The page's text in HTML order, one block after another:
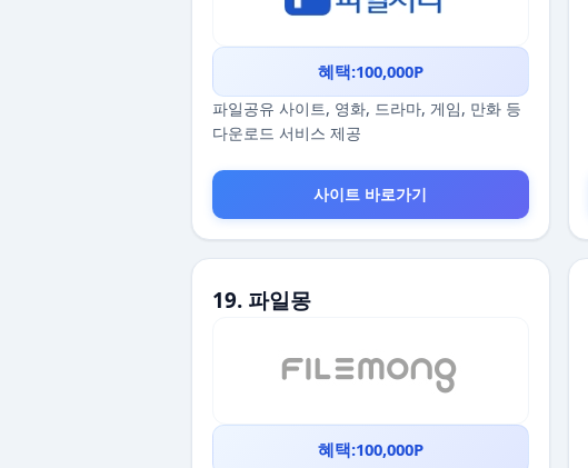
혜택:100,000P
파일공유 사이트, 영화, 드라마, 게임, 만화 등
다운로드 서비스 제공
사이트 바로가기
19. 파일몽
혜택:100,000P